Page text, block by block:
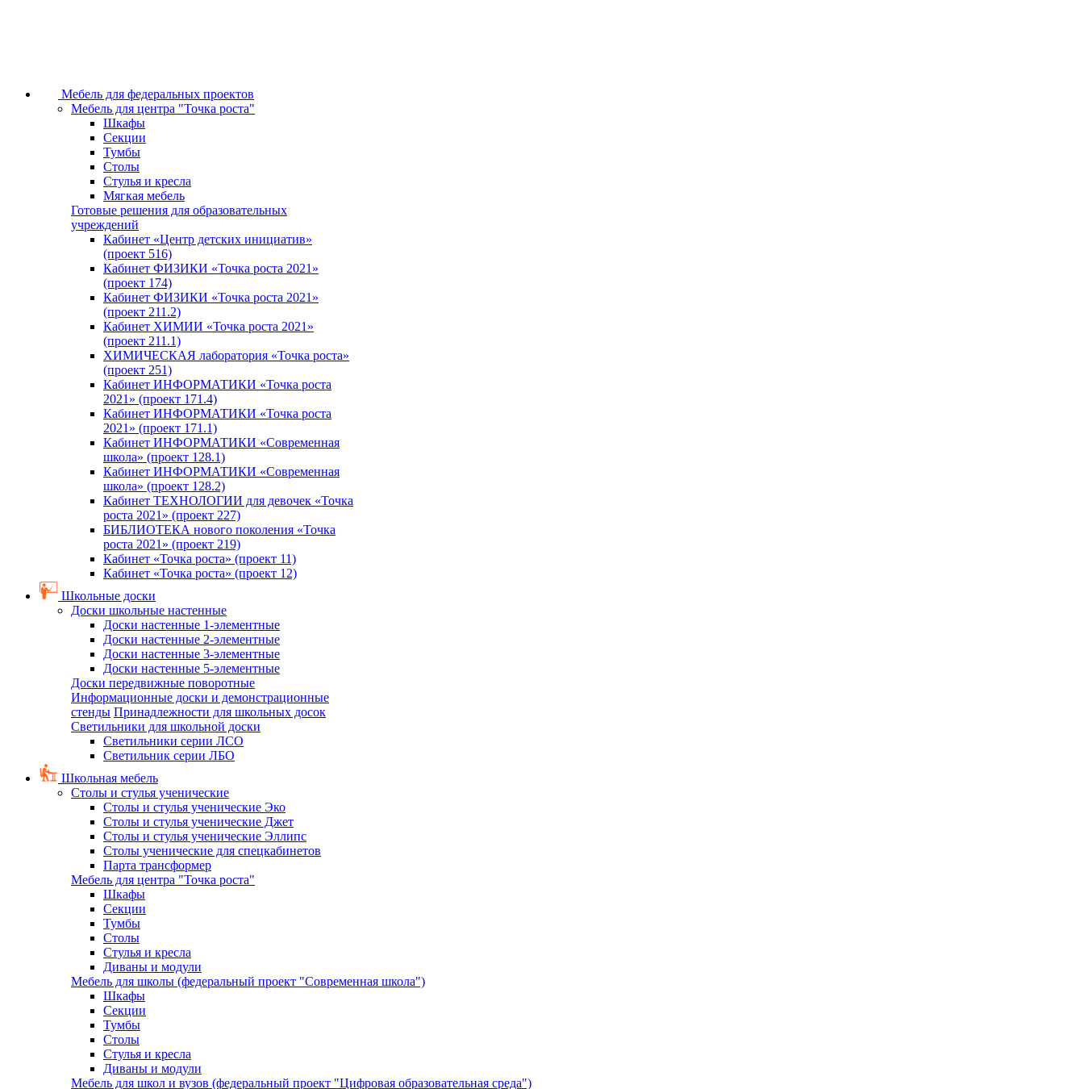
Мебель для федеральных проектов
Мебель для центра "Точка роста"
Шкафы
Секции
Тумбы
Столы
Стулья и кресла
Мягкая мебель
Готовые решения для образовательных
учреждений
Кабинет «Центр детских инициатив»
(проект 516)
Кабинет ФИЗИКИ «Точка роста 2021»
(проект 174)
Кабинет ФИЗИКИ «Точка роста 2021»
(проект 211.2)
Кабинет ХИМИИ «Точка роста 2021»
(проект 211.1)
ХИМИЧЕСКАЯ лаборатория «Точка роста»
(проект 251)
Кабинет ИНФОРМАТИКИ «Точка роста
2021» (проект 171.4)
Кабинет ИНФОРМАТИКИ «Точка роста
2021» (проект 171.1)
Кабинет ИНФОРМАТИКИ «Современная
школа» (проект 128.1)
Кабинет ИНФОРМАТИКИ «Современная
школа» (проект 128.2)
Кабинет ТЕХНОЛОГИИ для девочек «Точка
роста 2021» (проект 227)
БИБЛИОТЕКА нового поколения «Точка
роста 2021» (проект 219)
Кабинет «Точка роста» (проект 11)
Кабинет «Точка роста» (проект 12)
Школьные доски
Доски школьные настенные
Доски настенные 1-элементные
Доски настенные 2-элементные
Доски настенные 3-элементные
Доски настенные 5-элементные
Доски передвижные поворотные
Информационные доски и демонстрационные
стенды Принадлежности для школьных досок
Светильники для школьной доски
Светильники серии ЛСО
Светильник серии ЛБО
Школьная мебель
Столы и стулья ученические
Столы и стулья ученические Эко
Столы и стулья ученические Джет
Столы и стулья ученические Эллипс
Столы ученические для спецкабинетов
Парта трансформер
Мебель для центра "Точка роста"
Шкафы
Секции
Тумбы
Столы
Стулья и кресла
Диваны и модули
Мебель для школы (федеральный проект "Современная школа")
Шкафы
Секции
Тумбы
Столы
Стулья и кресла
Диваны и модули
Мебель для школ и вузов (федеральный проект "Цифровая образовательная среда")